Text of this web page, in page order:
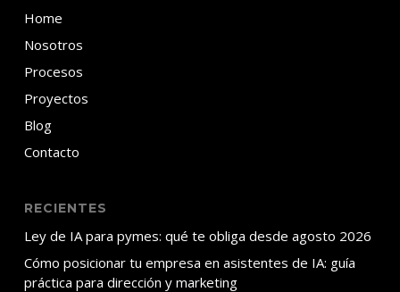
Home
Nosotros
Procesos
Proyectos
Blog
Contacto
RECIENTES
Ley de IA para pymes: qué te obliga desde agosto 2026
Cómo posicionar tu empresa en asistentes de IA: guía
práctica para dirección y marketing